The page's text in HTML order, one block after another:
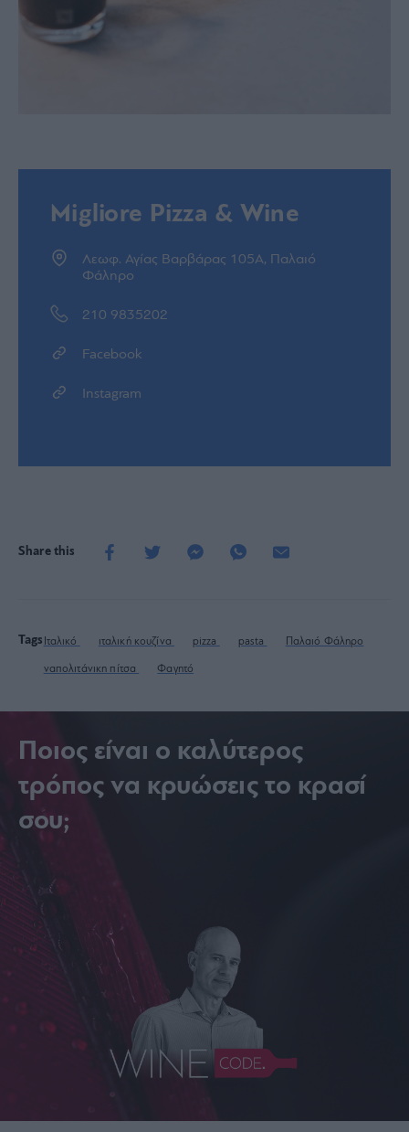
Migliore Pizza & Wine
Λεωφ. Αγίας Βαρβάρας 105A, Παλαιό
Φάληρο
210 9835202
Facebook
Instagram
Share this
Tags Ιταλικό ιταλική κουζίνα pizza pasta Παλαιό Φάληρο
ναπολιτάνικη πίτσα Φαγητό
Ποιος είναι ο καλύτερος
τρόπος να κρυώσεις το κρασί
σου;